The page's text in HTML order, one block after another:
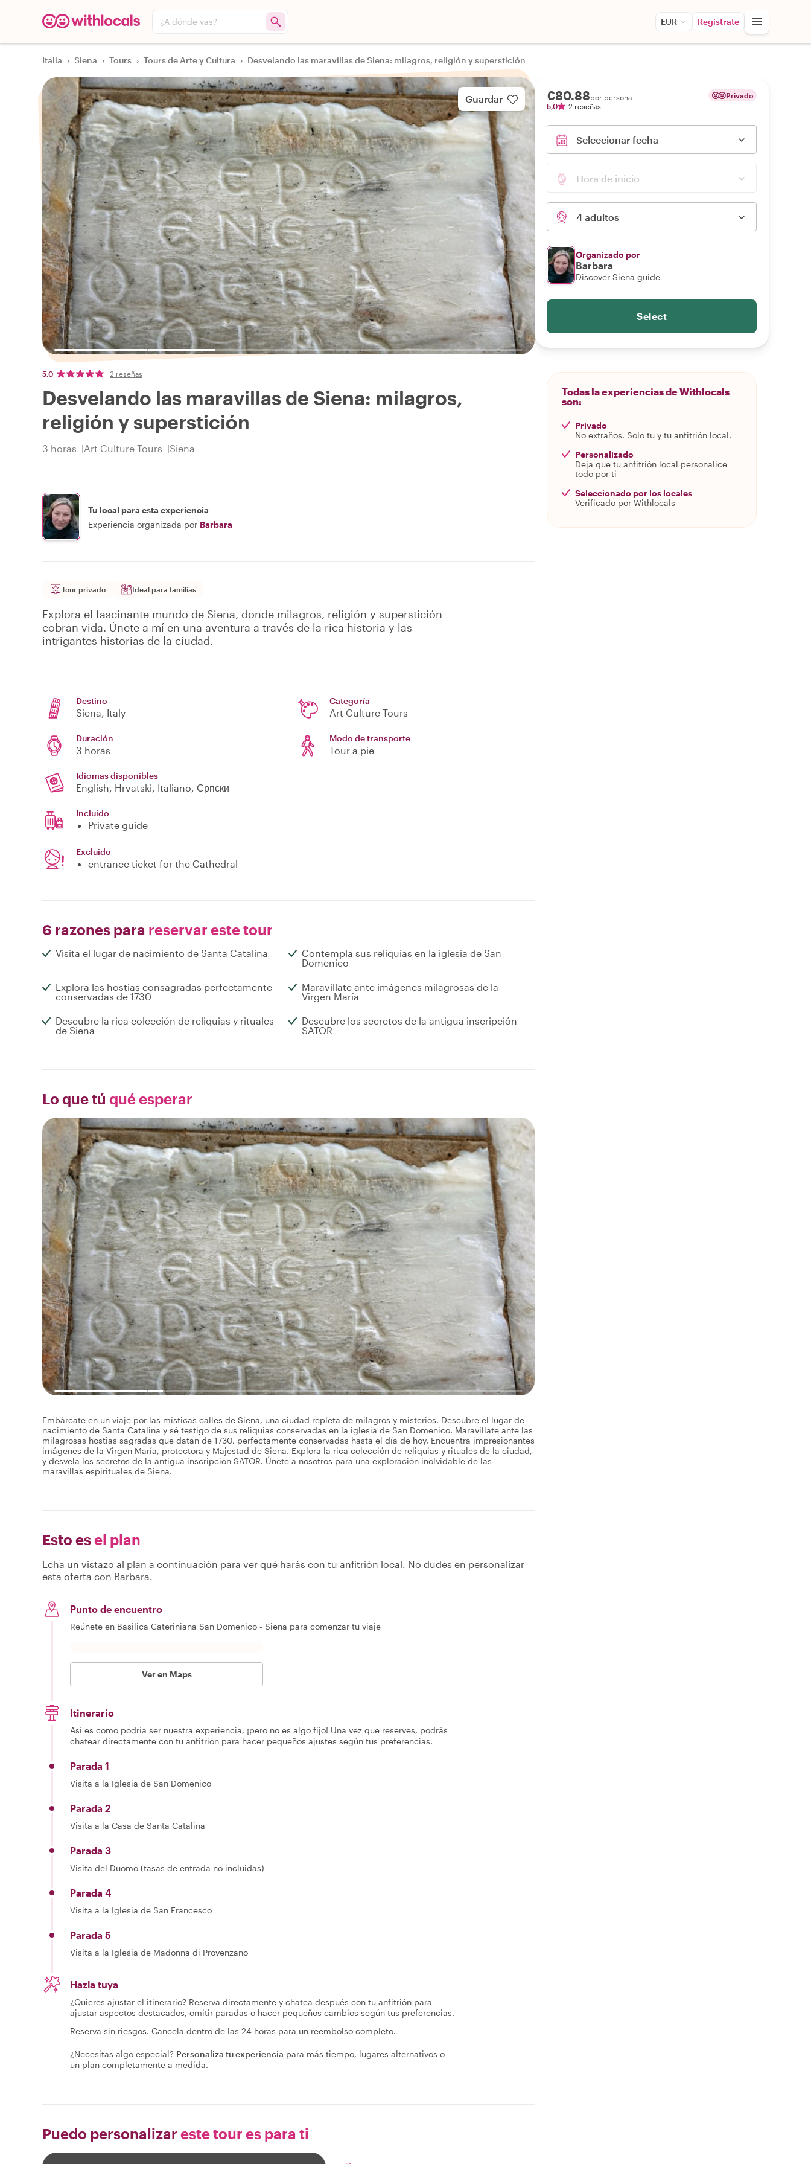
¿A dónde vas? EUR Regístrate
Italia › Siena › Tours › Tours de Arte y Cultura › Desvelando las maravillas de Siena: milagros, religión y superstición
Guardar
5,0 2 reseñas
Desvelando las maravillas de Siena: milagros,
religión y superstición
3 horas Art Culture Tours Siena
Tu local para esta experiencia
Experiencia organizada por Barbara
Tour privado Ideal para familias
Explora el fascinante mundo de Siena, donde milagros, religión y superstición
cobran vida. Únete a mí en una aventura a través de la rica historia y las
intrigantes historias de la ciudad.
Destino
Siena, Italy
Categoría
Art Culture Tours
Duración
3 horas
Modo de transporte
Tour a pie
Idiomas disponibles
English, Hrvatski, Italiano, Српски
Incluido
Private guide
Excluido
entrance ticket for the Cathedral
6 razones para reservar este tour
Visita el lugar de nacimiento de Santa Catalina
Contempla sus reliquias en la iglesia de San
Domenico
Explora las hostias consagradas perfectamente
conservadas de 1730
Maravíllate ante imágenes milagrosas de la
Virgen María
Descubre la rica colección de reliquias y rituales
de Siena
Descubre los secretos de la antigua inscripción
SATOR
Lo que tú qué esperar
Embárcate en un viaje por las místicas calles de Siena, una ciudad repleta de milagros y misterios. Descubre el lugar de
nacimiento de Santa Catalina y sé testigo de sus reliquias conservadas en la iglesia de San Domenico. Maravíllate ante las
milagrosas hostias sagradas que datan de 1730, perfectamente conservadas hasta el día de hoy. Encuentra impresionantes
imágenes de la Virgen María, protectora y Majestad de Siena. Explora la rica colección de reliquias y rituales de la ciudad,
y desvela los secretos de la antigua inscripción SATOR. Únete a nosotros para una exploración inolvidable de las
maravillas espirituales de Siena.
Esto esel plan
Echa un vistazo al plan a continuación para ver qué harás con tu anfitrión local. No dudes en personalizar
esta oferta con Barbara.
Punto de encuentro
Reúnete en Basilica Cateriniana San Domenico - Siena para comenzar tu viaje
Ver en Maps
Itinerario
Así es como podría ser nuestra experiencia, ¡pero no es algo fijo! Una vez que reserves, podrás
chatear directamente con tu anfitrión para hacer pequeños ajustes según tus preferencias.
Parada 1
Visita a la Iglesia de San Domenico
Parada 2
Visita a la Casa de Santa Catalina
Parada 3
Visita del Duomo (tasas de entrada no incluidas)
Parada 4
Visita a la Iglesia de San Francesco
Parada 5
Visita a la Iglesia de Madonna di Provenzano
Hazla tuya
¿Quieres ajustar el itinerario? Reserva directamente y chatea después con tu anfitrión para
ajustar aspectos destacados, omitir paradas o hacer pequeños cambios según tus preferencias.
Reserva sin riesgos. Cancela dentro de las 24 horas para un reembolso completo.
¿Necesitas algo especial? Personaliza tu experiencia para más tiempo, lugares alternativos o
un plan completamente a medida.
Puedo personalizar este tour es para ti
€80.88por persona
5,0
2 reseñas
Privado
Seleccionar fecha
Hora de inicio
4 adultos
Organizado por
Barbara
Discover Siena guide
Select
Todas la experiencias de Withlocals
son:
Privado
No extraños. Solo tu y tu anfitrión local.
Personalizado
Deja que tu anfitrión local personalice
todo por ti
Seleccionado por los locales
Verificado por Withlocals